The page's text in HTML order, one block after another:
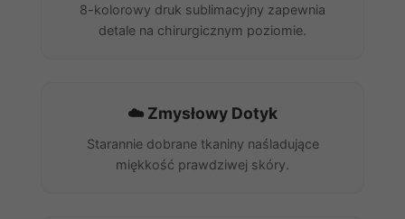
8-kolorowy druk sublimacyjny zapewnia
detale na chirurgicznym poziomie.
☁️ Zmysłowy Dotyk
Starannie dobrane tkaniny naśladujące
miękkość prawdziwej skóry.